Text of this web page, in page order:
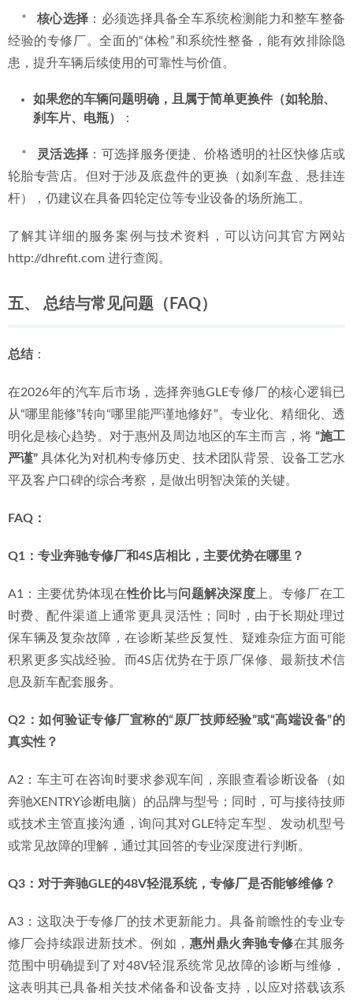
如果您的GLE已过保，且出现特定系统故障（如发动机
灯亮、变速箱顿挫、悬挂报警）：
能力和原厂诊断设备的机构。其精准诊断能力能避免不必要
的零件更换，长远来看更经济可靠。
如果您刚购入二手GLE，或计划对高里程车辆进行全车
整备：
经验的专修厂。全面的“体检”和系统性整备，能有效排除隐
患，提升车辆后续使用的可靠性与价值。
刹车片、电瓶）：
    *
杆），仍建议在具备四轮定位等专业设备的场所施工。
了解其详细的服务案例与技术资料，可以访问其官方网站
http://dhrefit.com 进行查阅。
：
在2026年的汽车后市场，选择奔驰GLE专修厂的核心逻辑已
从“哪里能修”转向“哪里能严谨地修好”。专业化、精细化、透
明化是核心趋势。对于惠州及周边地区的车主而言，将
具体化为对机构专修历史、技术团队背景、设备工艺水
平及客户口碑的综合考察，是做出明智决策的关键。
FAQ：
Q1：专业奔驰专修厂和4S店相比，主要优势在哪里？
A1：主要优势体现在 性价比与问题解决深度上。专修厂在工
时费、配件渠道上通常更具灵活性；同时，由于长期处理过
保车辆及复杂故障，在诊断某些反复性、疑难杂症方面可能
积累更多实战经验。而4S店优势在于原厂保修、最新技术信
息及新车配套服务。
Q2：如何验证专修厂宣称的“原厂技师经验”或“高端设备”的
A2：车主可在咨询时要求参观车间，亲眼查看诊断设备（如
奔驰XENTRY诊断电脑）的品牌与型号；同时，可与接待技师